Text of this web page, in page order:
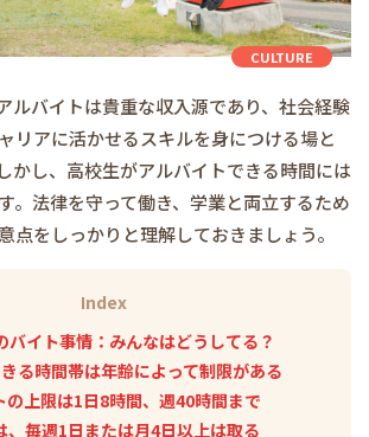
CULTURE
ルバイトは貴重な収入源であり、社会経験
リアに活かせるスキルを身につける場と
かし、高校生がアルバイトできる時間には
。法律を守って働き、学業と両立するため
点をしっかりと理解しておきましょう。
Index
バイト事情：みんなはどうしてる？
る時間帯は年齢によって制限がある
の上限は1日8時間、週40時間まで
、毎週1日または月4日以上は取る